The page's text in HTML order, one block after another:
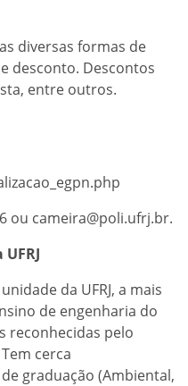
diversas formas de
desconto. Descontos
entre outros.
ou cameira@poli.ufrj.br.
da UFRJ, a mais
de engenharia do
reconhecidas pelo
cerca
graduação (Ambiental,